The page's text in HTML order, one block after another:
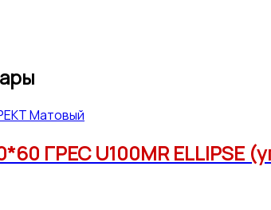
Матовый
ГРЕС U100MR ELLIPSE